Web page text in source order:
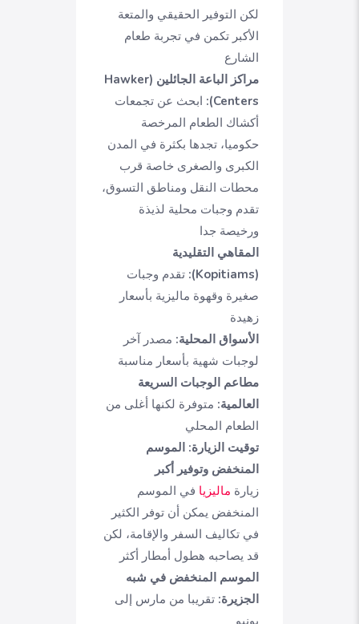
لكن التوفير الحقيقي والمتعة
الأكبر تكمن في تجربة طعام
الشارع
مراكز الباعة الجائلين (Hawker
Centers):
ابحث عن تجمعات
أكشاك الطعام المرخصة
حكوميا، تجدها بكثرة في المدن
الكبرى والصغرى خاصة قرب
محطات النقل ومناطق التسوق،
تقدم وجبات محلية لذيذة
ورخيصة جدا
المقاهي التقليدية
(Kopitiams):
تقدم وجبات
صغيرة وقهوة ماليزية بأسعار
زهيدة
الأسواق المحلية: مصدر آخر
لوجبات شهية بأسعار مناسبة
مطاعم الوجبات السريعة
العالمية: متوفرة لكنها أغلى من
الطعام المحلي
توقيت الزيارة: الموسم
المنخفض وتوفير أكبر
زيارة ماليزيا في الموسم
المنخفض يمكن أن توفر الكثير
في تكاليف السفر والإقامة، لكن
قد يصاحبه هطول أمطار أكثر
الموسم المنخفض في شبه
الجزيرة: تقريبا من مارس إلى